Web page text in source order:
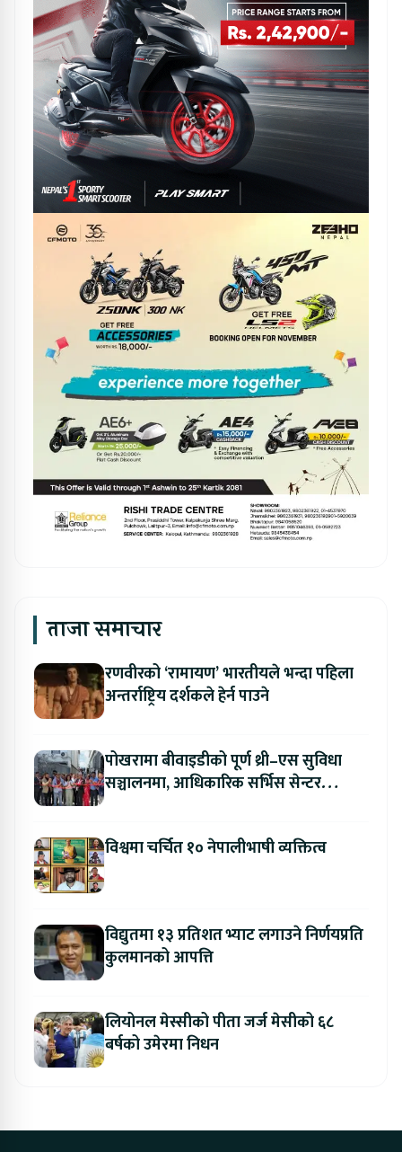
ताजा समाचार
रणवीरको ‘रामायण’ भारतीयले भन्दा पहिला
अन्तर्राष्ट्रिय दर्शकले हेर्न पाउने
पोखरामा बीवाइडीको पूर्ण थ्री–एस सुविधा
सञ्चालनमा, आधिकारिक सर्भिस सेन्टर
विश्वमा चर्चित १० नेपालीभाषी व्यक्तित्व
विद्युतमा १३ प्रतिशत भ्याट लगाउने निर्णयप्रति
कुलमानको आपत्ति
लियोनल मेस्सीको पीता जर्ज मेसीको ६८
बर्षको उमेरमा निधन